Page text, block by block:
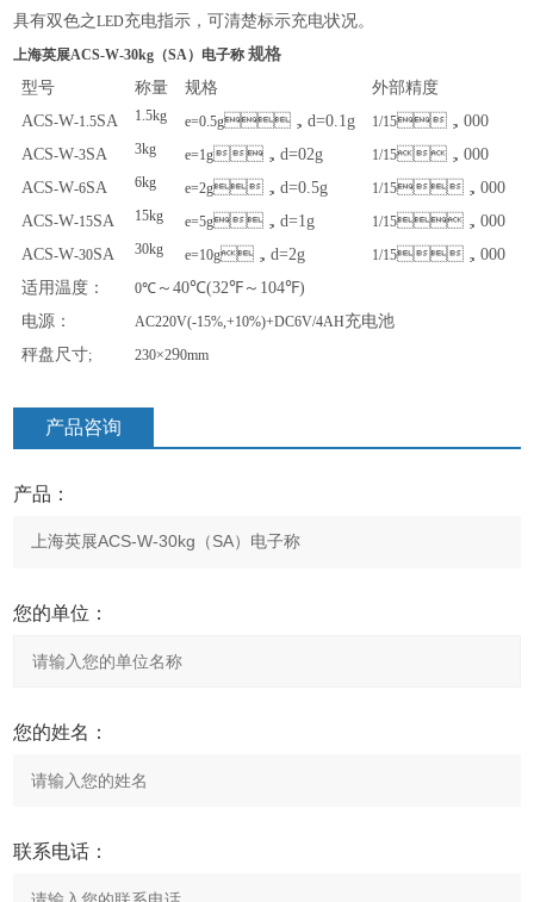
具有双色之LED充电指示，可清楚标示充电状况。
上海英展ACS-W-30kg（SA）电子称 规格
型号
称量 规格
外部精度
ACS-W-1.5SA 1.5kg e=0.5g，d=0.1g 1/15，000
ACS-W-3SA 3kg e=1g，d=02g 1/15，000
ACS-W-6SA 6kg e=2g，d=0.5g 1/15，000
ACS-W-15SA 15kg e=5g，d=1g 1/15，000
ACS-W-30SA 30kg e=10g，d=2g 1/15，000
适用温度：
0℃ ～40℃(32℉ ～ 104℉)
电源：
AC220V(-15%,+10%)+DC6V/4AH充电池
秤盘尺寸; 230×290mm
产品咨询
产品：
您的单位：
您的姓名：
联系电话：